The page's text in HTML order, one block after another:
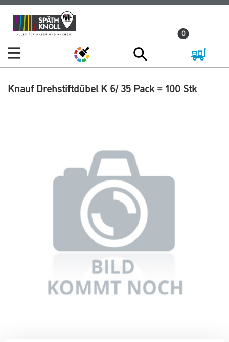
Zum
Inhalt
Zum
Navigationsmenü
0
Knauf Drehstiftdübel K 6/ 35 Pack = 100 Stk